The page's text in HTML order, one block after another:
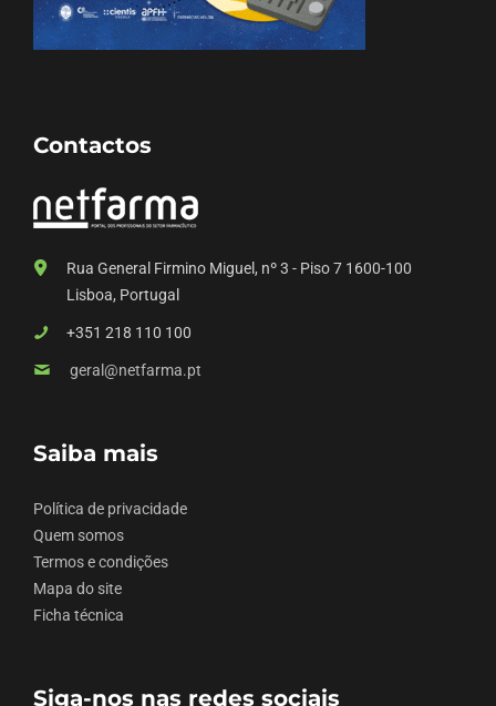
Contactos
Rua General Firmino Miguel, nº 3 - Piso 7 1600-100
Lisboa, Portugal
+351 218 110 100
geral@netfarma.pt
Saiba mais
Política de privacidade
Quem somos
Termos e condições
Mapa do site
Ficha técnica
Siga-nos nas redes sociais